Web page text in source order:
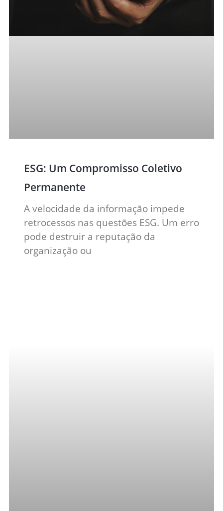
ESG: Um Compromisso Coletivo
Permanente
A velocidade da informação impede
retrocessos nas questões ESG. Um erro
pode destruir a reputação da
organização ou